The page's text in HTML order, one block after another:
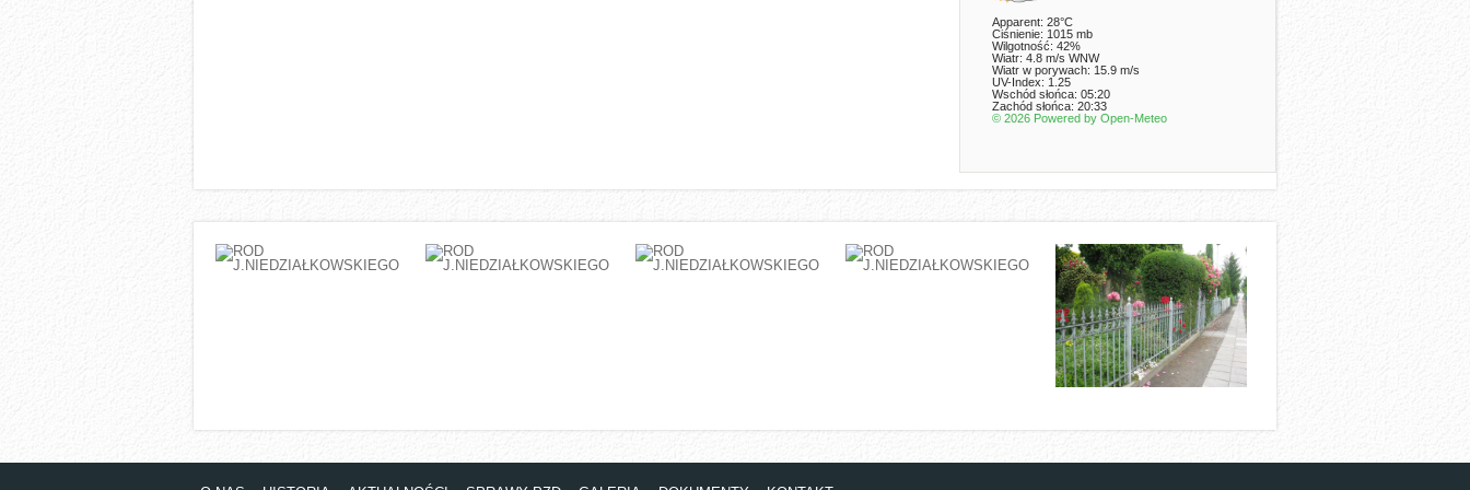
Apparent: 28°C
Ciśnienie: 1015 mb
Wilgotność: 42%
Wiatr: 4.8 m/s WNW
Wiatr w porywach: 15.9 m/s
UV-Index: 1.25
Wschód słońca: 05:20
Zachód słońca: 20:33
© 2026 Powered by Open-Meteo